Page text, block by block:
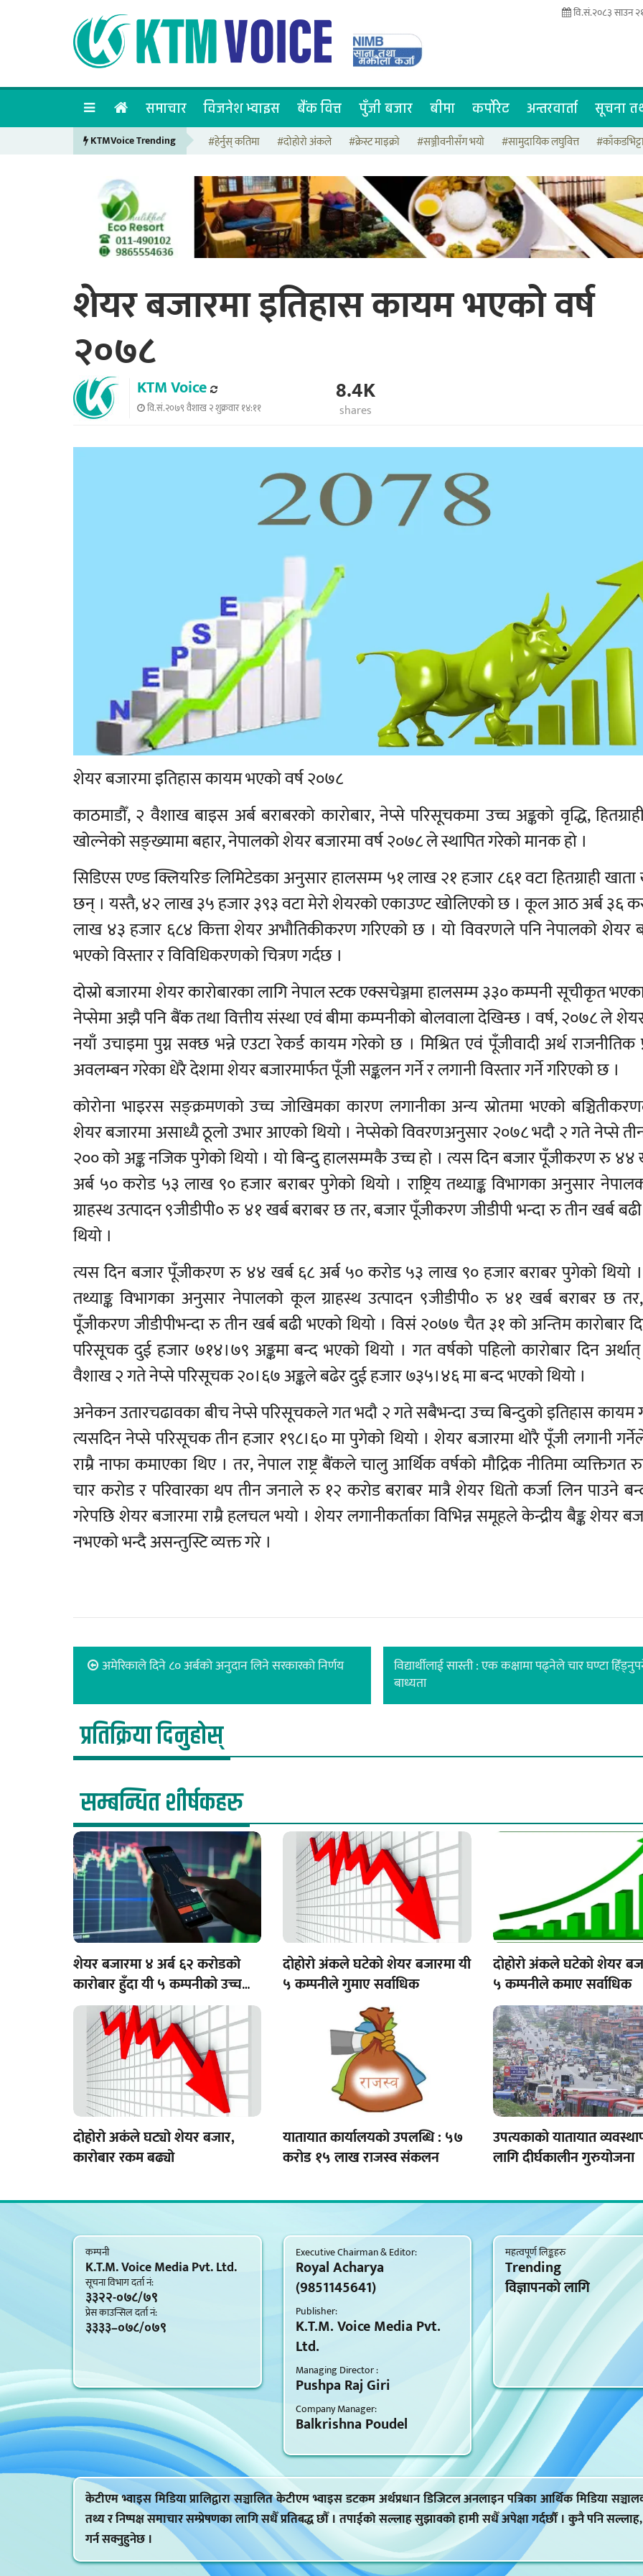
वि.सं.२०८३ साउन
समाचार विजनेश भ्वाइस बैंक वित्त पुँजी बजार बीमा कर्पोरेट अन्तरवार्ता सूचना
KTMVoice Trending #हेर्नुस् कतिमा #दोहोरो अंकले #क्रेस्ट माइक्रो #सञ्जीवनीसँग भयो #सामुदायिक लघुवित्त
शेयर बजारमा इतिहास कायम भएको वर्ष
२०७८
KTM Voice
वि.सं.२०७९ वैशाख २ शुक्रवार १४:११
8.4K
shares
शेयर बजारमा इतिहास कायम भएको वर्ष २०७८
काठमाडौँ, २ वैशाख बाइस अर्ब बराबरको कारोबार, नेप्से परिसूचकमा उच्च अङ्कको वृद्धि,
खोल्नेको सङ्ख्यामा बहार, नेपालको शेयर बजारमा वर्ष २०७८ ले स्थापित गरेको मानक हो ।
सिडिएस एण्ड क्लियरिङ लिमिटेडका अनुसार हालसम्म ५१ लाख २१ हजार ८६१ वटा हितग्राही
छन् । यस्तै, ४२ लाख ३५ हजार ३९३ वटा मेरो शेयरको एकाउण्ट खोलिएको छ । कूल आठ अर्ब ३६
लाख ४३ हजार ६८४ कित्ता शेयर अभौतिकीकरण गरिएको छ । यो विवरणले पनि नेपालको शेयर
भएको विस्तार र विविधिकरणको चित्रण गर्दछ ।
दोस्रो बजारमा शेयर कारोबारका लागि नेपाल स्टक एक्सचेञ्जमा हालसम्म ३३० कम्पनी सूचीकृत
नेप्सेमा अझै पनि बैंक तथा वित्तीय संस्था एवं बीमा कम्पनीको बोलवाला देखिन्छ । वर्ष, २०७८ ले
नयाँ उचाइमा पुग्न सक्छ भन्ने एउटा रेकर्ड कायम गरेको छ । मिश्रित एवं पूँजीवादी अर्थ राजनीतिक
अवलम्बन गरेका धेरै देशमा शेयर बजारमार्फत पूँजी सङ्कलन गर्ने र लगानी विस्तार गर्ने गरिएको छ ।
कोरोना भाइरस सङ्क्रमणको उच्च जोखिमका कारण लगानीका अन्य स्रोतमा भएको
शेयर बजारमा असाध्यै ठूलो उभार आएको थियो । नेप्सेको विवरणअनुसार २०७८ भदौ २ गते नेप्से
२०० को अङ्क नजिक पुगेको थियो । यो बिन्दु हालसम्मकै उच्च हो । त्यस दिन बजार पूँजीकरण रु ४४
अर्ब ५० करोड ५३ लाख ९० हजार बराबर पुगेको थियो । राष्ट्रिय तथ्याङ्क विभागका अनुसार
ग्राहस्थ उत्पादन ९जीडीपी० रु ४१ खर्ब बराबर छ तर, बजार पूँजीकरण जीडीपी भन्दा रु तीन खर्ब
थियो ।
त्यस दिन बजार पूँजीकरण रु ४४ खर्ब ६८ अर्ब ५० करोड ५३ लाख ९० हजार बराबर पुगेको थियो ।
तथ्याङ्क विभागका अनुसार नेपालको कूल ग्राहस्थ उत्पादन ९जीडीपी० रु ४१ खर्ब बराबर छ
पूँजीकरण जीडीपीभन्दा रु तीन खर्ब बढी भएको थियो । विसं २०७७ चैत ३१ को अन्तिम कारोबार
परिसूचक दुई हजार ७१४।७९ अङ्कमा बन्द भएको थियो । गत वर्षको पहिलो कारोबार दिन
वैशाख २ गते नेप्से परिसूचक २०।६७ अङ्कले बढेर दुई हजार ७३५।४६ मा बन्द भएको थियो ।
अनेकन उतारचढावका बीच नेप्से परिसूचकले गत भदौ २ गते सबैभन्दा उच्च बिन्दुको इतिहास कायम
त्यसदिन नेप्से परिसूचक तीन हजार १९८।६० मा पुगेको थियो । शेयर बजारमा थोरै पूँजी लगानी
राम्रै नाफा कमाएका थिए । तर, नेपाल राष्ट्र बैंकले चालु आर्थिक वर्षको मौद्रिक नीतिमा व्यक्तिगत
चार करोड र परिवारका थप तीन जनाले रु १२ करोड बराबर मात्रै शेयर धितो कर्जा लिन पाउने
गरेपछि शेयर बजारमा राम्रै हलचल भयो । शेयर लगानीकर्ताका विभिन्न समूहले केन्द्रीय बैङ्क शेयर
नभएको भन्दै असन्तुस्टि व्यक्त गरे ।
अमेरिकाले दिने ८० अर्बको अनुदान लिने सरकारको निर्णय
विद्यार्थीलाई सास्ती : एक कक्षामा पढ्नेले चार घण्टा
बाध्यता
प्रतिक्रिया दिनुहोस्
सम्बन्धित शीर्षकहरु
शेयर बजारमा ४ अर्ब ६२ करोडको
कारोबार हुँदा यी ५ कम्पनीको उच्च
कारोबार
दोहोरो अंकले घटेको शेयर बजारमा यी
५ कम्पनीले गुमाए सर्वाधिक
दोहोरो अंकले घटेको शेयर
५ कम्पनीले कमाए सर्वाधिक
दोहोरो अकंले घट्यो शेयर बजार,
कारोबार रकम बढ्यो
यातायात कार्यालयको उपलब्धि : ५७
करोड १५ लाख राजस्व संकलन
उपत्यकाको यातायात
लागि दीर्घकालीन गुरुयोजना
कम्पनी
K.T.M. Voice Media Pvt. Ltd.
सूचना विभाग दर्ता नं‍:
३३२२-०७८/७९
प्रेस काउन्सिल दर्ता नं‍:
३३३३–०७८/०७९
Executive Chairman & Editor:
Royal Acharya
(9851145641)
Publisher:
K.T.M. Voice Media Pvt.
Ltd.
Managing Director :
Pushpa Raj Giri
Company Manager:
Balkrishna Poudel
महत्वपूर्ण लिङ्कहरु
Trending
विज्ञापनकाे लागि
केटीएम भ्वाइस मिडिया प्रालिद्वारा सञ्चालित केटीएम भ्वाइस डटकम अर्थप्रधान डिजिटल अनलाइन पत्रिका आर्थिक मिडिया
तथ्य र निष्पक्ष समाचार सम्प्रेषणका लागि सधैँ प्रतिबद्ध छौँ । तपाईको सल्लाह सुझावको हामी सधैँ अपेक्षा गर्दर्छौं । कुनै पनि
गर्न सक्नुहुनेछ ।